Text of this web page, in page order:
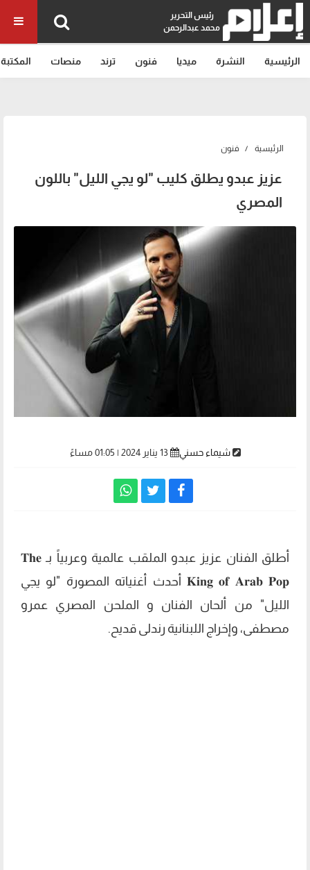
رئيس التحرير
محمد عبدالرحمن
الرئيسية النشرة ميديا فنون ترند منصات المكتبة
الرئيسية فنون
عزيز عبدو يطلق كليب "لو يجي الليل" باللون
المصري
شيماء حسني 13 يناير 2024 | 01:05 مساءً
أطلق الفنان عزيز عبدو الملقب عالمية وعربياً بـ 𝐓𝐡𝐞
𝐊𝐢𝐧𝐠 𝐨𝐟 𝐀𝐫𝐚𝐛 𝐏𝐨𝐩 أحدث أغنياته المصورة "لو يجي
الليل" من ألحان الفنان و الملحن المصري عمرو
مصطفى، وإخراج اللبنانية رندلى قديح.